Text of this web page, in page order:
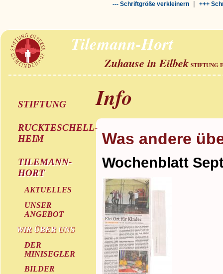
--- Schriftgröße verkleinern| +++
Tilemann-Hort
Zuhause in Eilbek STIFTUNG
STIFTUNG
RUCKTESCHELL-
HEIM
TILEMANN-
HORT
AKTUELLES
UNSER
ANGEBOT
WIR ÜBER UNS
DER
MINISEGLER
BILDER
Info
Was andere
Wochenblatt